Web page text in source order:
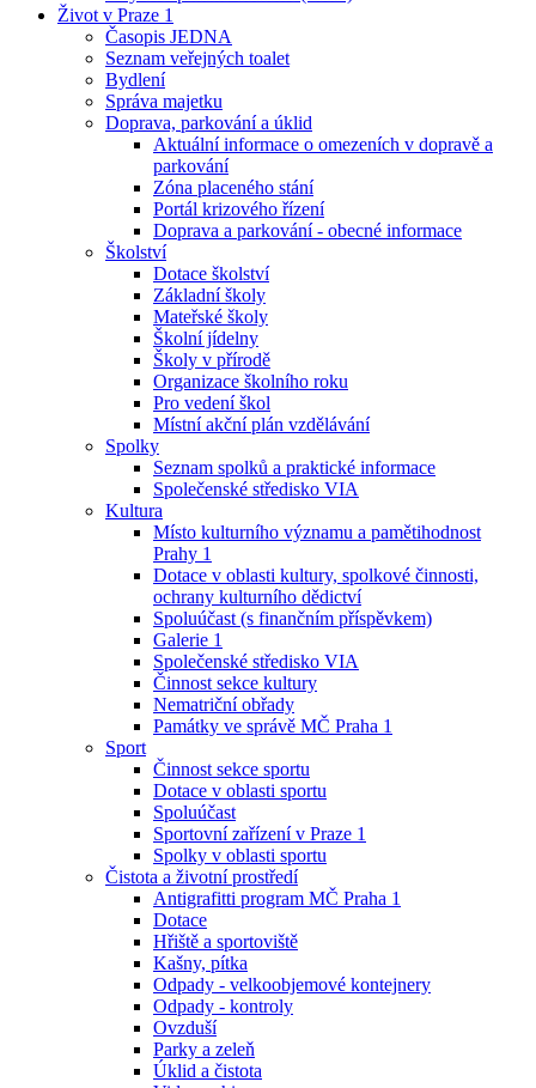
Život v Praze 1
Časopis JEDNA
Seznam veřejných toalet
Bydlení
Správa majetku
Doprava, parkování a úklid
Aktuální informace o omezeních v dopravě a
parkování
Zóna placeného stání
Portál krizového řízení
Doprava a parkování - obecné informace
Školství
Dotace školství
Základní školy
Mateřské školy
Školní jídelny
Školy v přírodě
Organizace školního roku
Pro vedení škol
Místní akční plán vzdělávání
Spolky
Seznam spolků a praktické informace
Společenské středisko VIA
Kultura
Místo kulturního významu a pamětihodnost
Prahy 1
Dotace v oblasti kultury, spolkové činnosti,
ochrany kulturního dědictví
Spoluúčast (s finančním příspěvkem)
Galerie 1
Společenské středisko VIA
Činnost sekce kultury
Nematriční obřady
Památky ve správě MČ Praha 1
Sport
Činnost sekce sportu
Dotace v oblasti sportu
Spoluúčast
Sportovní zařízení v Praze 1
Spolky v oblasti sportu
Čistota a životní prostředí
Antigrafitti program MČ Praha 1
Dotace
Hřiště a sportoviště
Kašny, pítka
Odpady - velkoobjemové kontejnery
Odpady - kontroly
Ovzduší
Parky a zeleň
Úklid a čistota